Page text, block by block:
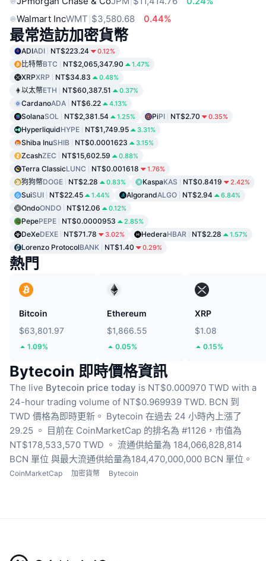
Walmart IncWMT $3,580.68 0.44%
最常造訪加密貨幣
ADIADI NT$223.24 0.12%
比特幣BTC NT$2,065,347.90 1.47%
XRPXRP NT$34.83 0.48%
以太幣ETH NT$60,387.51 0.37%
CardanoADA NT$6.22 4.13%
SolanaSOL NT$2,381.54 1.25% PiPI NT$2.70 0.35%
HyperliquidHYPE NT$1,749.95 3.31%
Shiba InuSHIB NT$0.0001623 3.15%
ZcashZEC NT$15,602.59 0.88%
Terra ClassicLUNC NT$0.001618 1.76%
狗狗幣DOGE NT$2.28 0.83% KaspaKAS NT$0.8419 2.42%
SuiSUI NT$22.45 1.44% AlgorandALGO NT$2.94 6.84%
OndoONDO NT$12.06 0.12%
PepePEPE NT$0.0000953 2.85%
DeXeDEXE NT$71.78 3.02% HederaHBAR NT$2.28 1.57%
Lorenzo ProtocolBANK NT$1.40 0.29%
熱門
Bitcoin
$63,801.97
1.09%
Ethereum
$1,866.55
0.05%
XRP
$1.08
0.15%
Bytecoin 即時價格資訊
The live Bytecoin price today is NT$0.000970 TWD with a
24-hour trading volume of NT$0.969939 TWD. BCN 到
TWD 價格為即時更新。 Bytecoin 在過去 24 小時內上漲了
29.25 。
目前在 CoinMarketCap 的排名為 #1126，市值為
NT$178,533,570 TWD 。 流通供給量為 184,066,828,814
BCN 單位 與最大流通供給量為184,470,000,000 BCN 單位。
CoinMarketCap 加密貨幣 Bytecoin